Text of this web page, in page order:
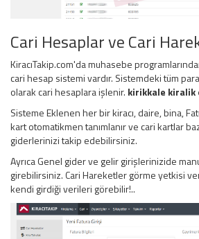
Cari Hesaplar ve Cari
KiracıTakip.com'da muhasebe
cari hesap sistemi vardır. Sistemdeki tüm
olarak cari hesaplara işlenir. kirikkale kiralik
Sisteme Eklenen her bir kiracı, daire, bina,
kart otomatikmen tanımlanır ve cari kartlar
giderlerinizi takip edebilirsiniz.
Ayrıca Genel gider ve gelir girişlerinizide
girebilirsiniz. Cari Hareketler görme yetkisi
kendi girdiği verileri görebilir!..